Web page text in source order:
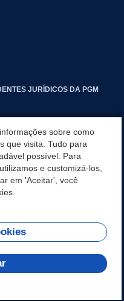
JURÍDICOS DA PGM
SEINFRA
sobre como
que visita. Tudo para
possível. Para
e customizá-los,
em 'Aceitar', você